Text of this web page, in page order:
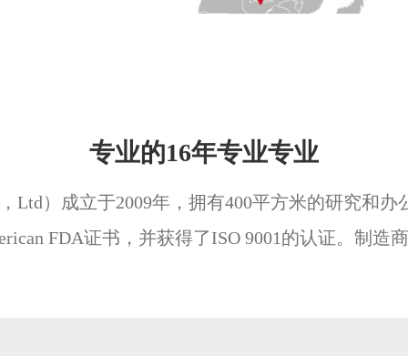
专业的16年专业专业
，Ltd）成立于2009年，拥有400平方米的研究和
FDA证书，并获得了ISO 9001的认证。制造